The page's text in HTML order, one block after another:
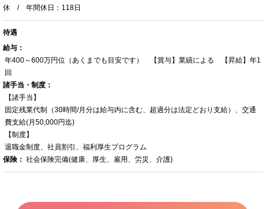
休 / 年間休日：118日
待遇
給与：
年400～600万円位（あくまでも目安です） 【賞与】業績による 【昇給】年1
回
諸手当・制度：
【諸手当】
固定残業代制（30時間/月分は給与内に含む、超過分は法定どおり支給）、交通
費支給(月50,000円迄)
【制度】
退職金制度、社員割引、福利厚生プログラム
保険： 社会保険完備(健康、厚生、雇用、労災、介護)